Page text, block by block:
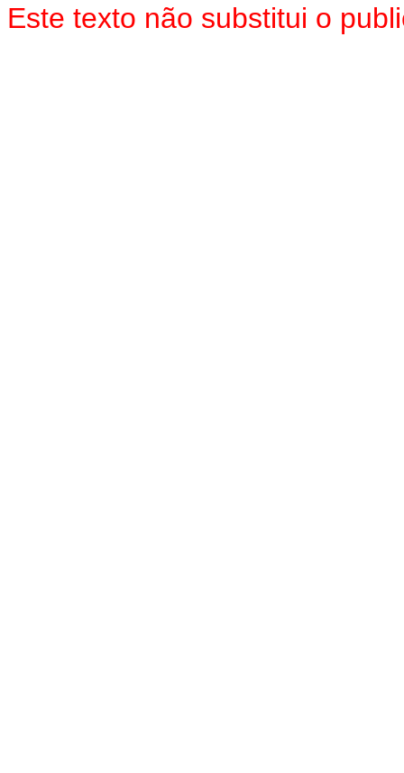
Este texto não substitui o